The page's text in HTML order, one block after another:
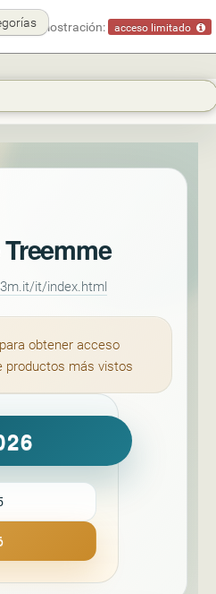
demostración: acceso limitado
it/index.html
para obtener acceso
productos más vistos